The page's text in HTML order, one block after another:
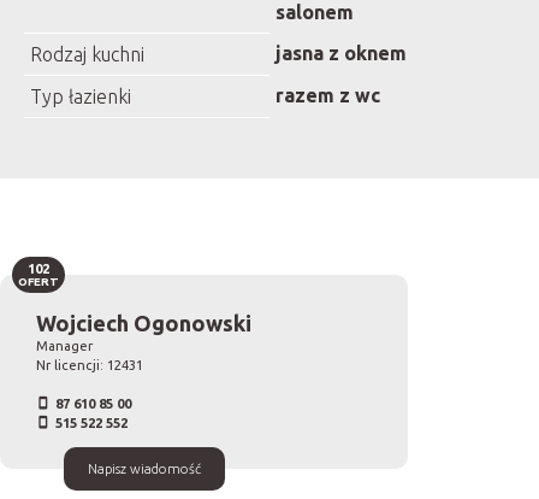
salonem
Rodzaj kuchni
jasna z oknem
Typ łazienki
razem z wc
Wojciech Ogonowski
Manager
Nr licencji: 12431
87 610 85 00
515 522 552
Napisz wiadomość
102
OFERT